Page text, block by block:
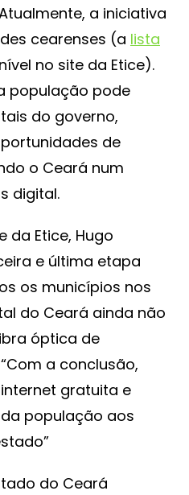
a iniciativa
cearenses (a lista
no site da Etice).
população pode
do governo,
de
o Ceará num
digital.
da Etice, Hugo
e última etapa
os municípios nos
do Ceará ainda não
óptica de
a conclusão,
gratuita e
população aos
do Ceará